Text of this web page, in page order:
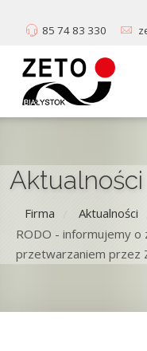
85 74 83 330
Aktualności
Firma Aktualności
RODO - informujemy o
przetwarzaniem przez